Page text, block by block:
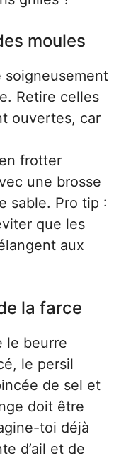
moules
Retire celles
ouvertes, car
frotter
une brosse
sable. Pro tip :
que les
aux
la farce
le beurre
le persil
de sel et
doit être
toi déjà
d’ail et de